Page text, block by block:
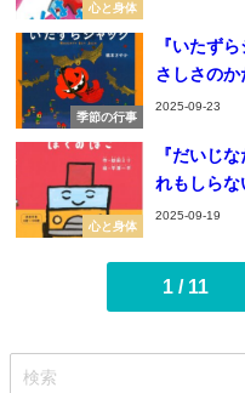
心と身体
季節の行事
『いたず
さしさのか
2025-09-23
心と身体
『だいじ
れもしらな
2025-09-19
1 / 11